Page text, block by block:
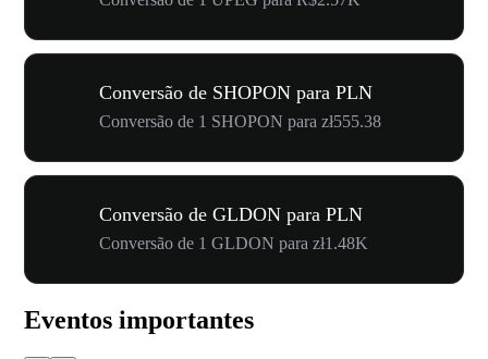
Conversão de SHOPON para PLN
Conversão de 1 SHOPON para zł555.38
Conversão de GLDON para PLN
Conversão de 1 GLDON para zł1.48K
Eventos importantes